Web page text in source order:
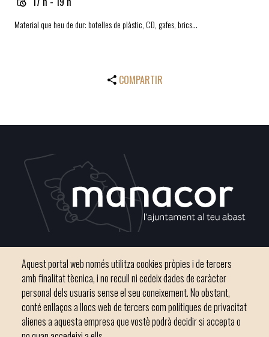
Material que heu de dur: botelles de plàstic, CD, gafes, brics…
COMPARTIR
Telèfon 971 84 91 00 - CIF: P0703300D
Aquest portal web només utilitza cookies pròpies i de tercers
amb finalitat tècnica, i no recull ni cedeix dades de caràcter
personal dels usuaris sense el seu coneixement. No obstant,
conté enllaços a llocs web de tercers com polítiques de privacitat
alienes a aquesta empresa que vostè podrà decidir si accepta o